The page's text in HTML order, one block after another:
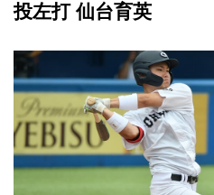
投左打 仙台育英